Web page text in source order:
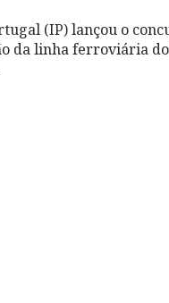
(IP) lançou o
da linha ferroviária